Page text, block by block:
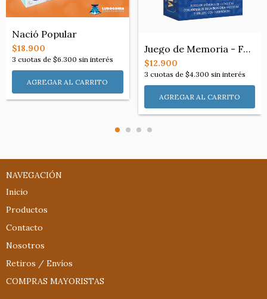
Nació Popular
$18.900
3 cuotas de $6.300 sin interés
Juego de Memoria - FAUNA de la Patagonia
$12.900
3 cuotas de $4.300 sin interés
NAVEGACIÓN
Inicio
Productos
Contacto
Nosotros
Retiros / Envíos
COMPRAS MAYORISTAS